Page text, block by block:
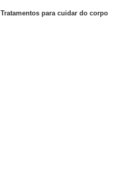
Tratamentos para cuidar do corpo